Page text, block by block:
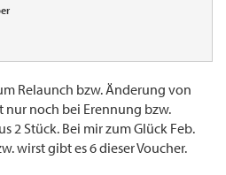
Relaunch bzw. Änderung von
nur noch bei Erennung bzw.
2 Stück. Bei mir zum Glück Feb.
wirst gibt es 6 dieser Voucher.